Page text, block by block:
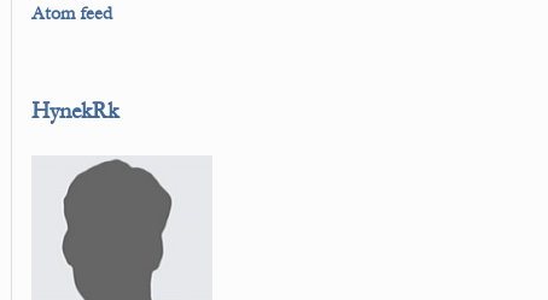
Atom feed
HynekRk